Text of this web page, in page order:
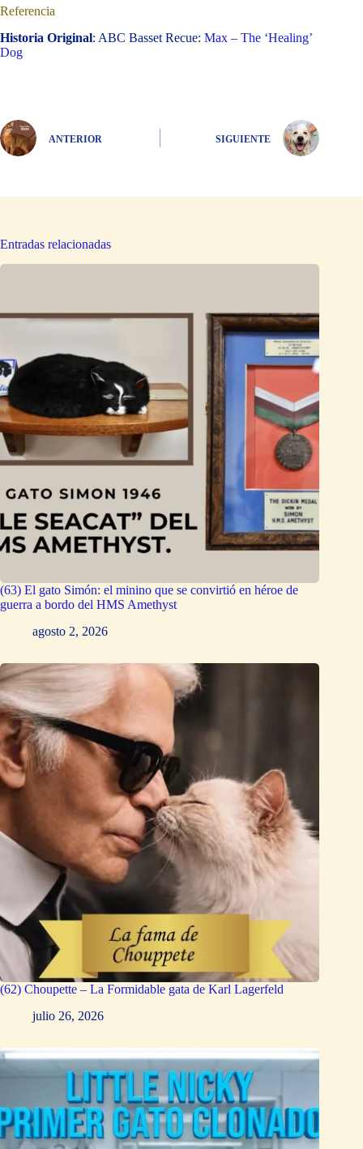
Referencia
Historia Original: ABC Basset Recue: Max – The ‘Healing’
Dog
ANTERIOR SIGUIENTE
Entradas relacionadas
(63) El gato Simón: el minino que se convirtió en héroe de
guerra a bordo del HMS Amethyst
agosto 2, 2026
(62) Choupette – La Formidable gata de Karl Lagerfeld
julio 26, 2026